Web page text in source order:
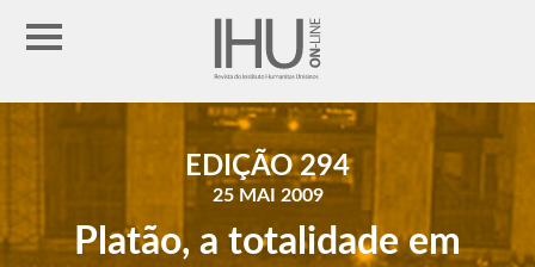
EDIÇÃO 294
25 MAI 2009
Platão, a totalidade em